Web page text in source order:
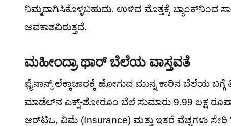
ನಿಮ್ಮದಾಗಿಸಿಕೊಳ್ಳಬಹುದು. ಉಳಿದ ಮೊತ್ತಕ್ಕೆ ಬ್ಯಾಂಕ್‌ನಿಂದ
ಅವಕಾಶವಿರುತ್ತದೆ.
ಮಹೀಂದ್ರಾ ಥಾರ್ ಬೆಲೆಯ ವಾಸ್ತವತೆ
ಫೈನಾನ್ಸ್ ಲೆಕ್ಕಾಚಾರಕ್ಕೆ ಹೋಗುವ ಮುನ್ನ ಕಾರಿನ ಬೆಲೆಯ
ಮಾಡೆಲ್‌ನ ಎಕ್ಸ್-ಶೋರೂಂ ಬೆಲೆ ಸುಮಾರು 9.99 ಲಕ್ಷ
ಆರ್‌ಟಿಒ, ವಿಮೆ (Insurance) ಮತ್ತು ಇತರೆ ವೆಚ್ಚಗಳು